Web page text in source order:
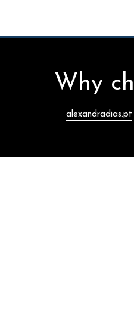
Why
alexandradias.pt